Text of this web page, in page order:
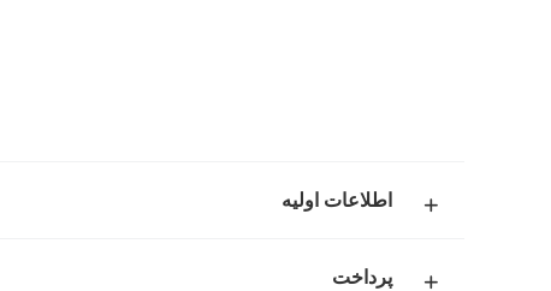
اطلاعات اولیه
پرداخت